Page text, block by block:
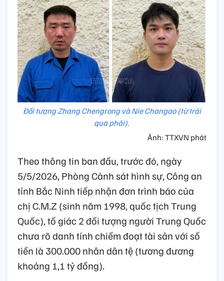
Đối tượng Zhang Chengrong và Nie Changao (từ trái
qua phải).
Ảnh: TTXVN phát
Theo thông tin ban đầu, trước đó, ngày
5/5/2026, Phòng Cảnh sát hình sự, Công an
tỉnh Bắc Ninh tiếp nhận đơn trình báo của
chị C.M.Z (sinh năm 1998, quốc tịch Trung
Quốc), tố giác 2 đối tượng người Trung Quốc
chưa rõ danh tính chiếm đoạt tài sản với số
tiền là 300.000 nhân dân tệ (tương đương
khoảng 1,1 tỷ đồng).